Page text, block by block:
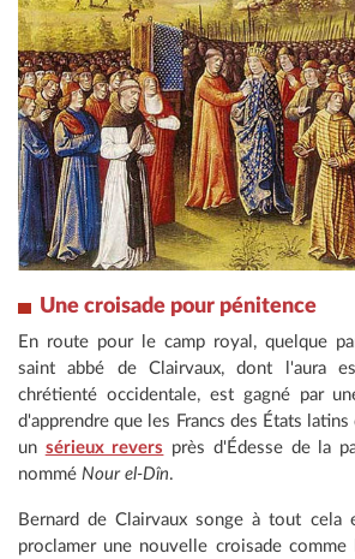
Une croisade pour pénitence
En route pour le camp royal, quelque
saint abbé de Clairvaux, dont l'aura
chrétienté occidentale, est gagné par
d'apprendre que les Francs des États
un sérieux revers près d'Édesse de la
nommé Nour el-Dîn.
Bernard de Clairvaux songe à tout
proclamer une nouvelle croisade